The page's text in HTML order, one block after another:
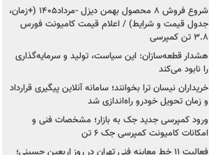
شروع فروش ۸ محصول بهمن دیزل -مرداد۱۴۰۵ (+زمان،
جدول قیمت و شرایط) / اعلام قیمت کامیونت فورس
۳.۸ تن کمپرسی
هشدار قطعه‌سازان: این سیاست، تولید و سرمایه‌گذاری
را نابود می‌کند
خریداران نیسان ترا بخوانند؛ سامانه آنلاین پیگیری قرارداد
و زمان تحویل خودرو راه‌اندازی شد
ورود کمپرسی جدید جک به بازار؛ مشخصات فنی و
امکانات کامیونت کمپرسی جک ۶ تن
فعالیت ۱۱ خط معاینه فنی تهران در روز اربعین حسینی؛